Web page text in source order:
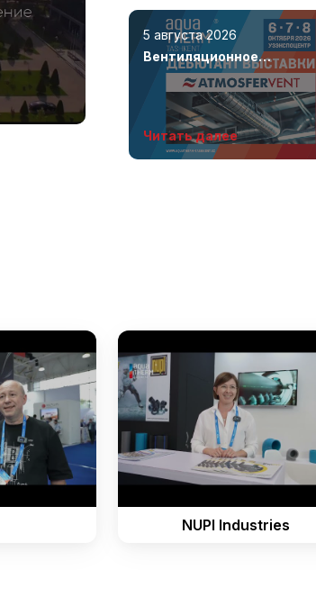
5 августа 2026
Вентиляционное
оборудование полного
цикла от производителя!
Читать далее
NUPI Industries